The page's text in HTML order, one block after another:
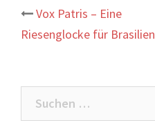
Beitrags-
Navigation
Vox Patris – Eine
Riesenglocke für Brasilien
Suchen
nach: